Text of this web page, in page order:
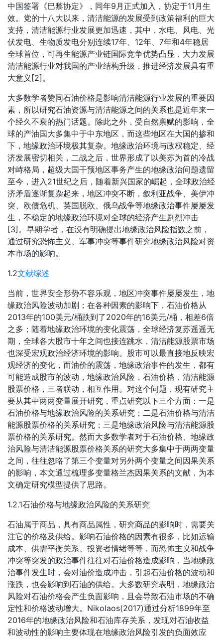
中国签署《巴黎协定》，同年9月正式加入，协定于11月生
效。党的十八大以来，清洁能源的发展受到政策福利的巨大
支持，清洁能源行业发展更加迅速，其中，水电、风电、光
伏发电、生物质发电分别连续17年、12年、7年和4年稳居
全球首位，可再生能源产业链国际竞争优势凸显，大力发展
清洁能源行业对我国的产业结构升级，推进经济发展具有重
大意义[2]。
大多数学者赞同石油价格是影响清洁能源行业发展的重要因
素，所以研究石油资源与清洁能源之间的关系也是近年来一
个经久不衰的热门话题。除此之外，受自然禀赋的影响，全
球的产油国大多集中于中东地区，而这些地区在大国的掺和
下，地缘政治环境极其复杂。地缘政治环境与政权稳定、经
济发展密切相关，二战之后，世界形成了以美苏为首的冷战
对峙格局，超级大国干预地区事务产生的地缘政治问题遗留
至今，进入21世纪之后，随着新兴国家的崛起，全球政治经
济矛盾逐渐复杂起来，地区冲突不断，叙利亚战争、美伊冲
突、欧债危机、英国脱欧、俄乌战争等地缘政治事件屡屡发
生，不稳定的地缘政治环境对全球的经济产生剧烈冲击
[3]。早期学者，在没有明确提出地缘政治风险指数之前，
通过研究恐怖主义、军事冲突等事件研究地缘政治风险对资
本市场的影响。
1.2文献综述
当前，世界安全形势不容乐观，地区冲突事件屡屡发生，地
缘政治风险波动加剧；在各种因素的影响下，石油价格从
2013年的100美元/桶跌到了2020年的16美元/桶，相差6倍
之多；随着地缘政治环境的变化震荡，全球经济复苏遥遥无
期，全球各大股市十年之间也接连跳水，清洁能源股票市场
也深受宏观政治经济环境的影响。股市可以最直接地反映宏
观经济的变化，而油价的震荡，地缘政治事件的发生，都有
可能造成股市的波动，地缘政治风险，石油价格，清洁能源
股票价格，三者联动，相互作用。对这个问题，现有研究主
要从其中两两变量展开研究，重点研究以下三个方面：一是
石油价格与地缘政治风险的关系研究；二是石油价格与清洁
能源股票价格的关系研究；三是地缘政治风险与清洁能源股
票价格的关系研究。然而大多数学者对于石油价格、地缘政
治风险与清洁能源股票价格关系的研究大多集中于两两变量
之间，往往忽略了第三个变量对另外两个变量之间因果关系
的影响，本文通过梳理多变量格兰杰因果关系的文献，为本
文确定研究模型提供了思路。
1.2.1石油价格与地缘政治风险的关系研究
石油属于商品，具有商品属性，研究商品的影响时，需要关
注它的价格及供给。影响石油价格的因素有很多，比如运输
成本、供需平衡关系、投资者情绪等等，而恐怖主义和战争
冲突等突发的政治事件往往对石油价格造成影响，当地缘政
治事件发生时，会对油价造成冲击，引起石油价格的波动和
涨跌，也会影响到石油的供给。大多数研究表明，地缘政治
风险对石油价格会产生负面影响，且会导致石油市场的不确
定性和价格波动增大。Nikolaos(2017)通过分析1899年至
2016年的地缘政治风险和石油库存关系，发现对石油收益
和波动性的影响主要体现在地缘政治风险引发的负面效应